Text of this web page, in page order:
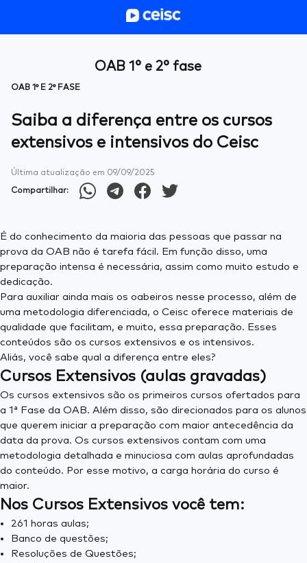
OAB 1° e 2° fase
OAB 1° E 2° FASE
Saiba a diferença entre os cursos
extensivos e intensivos do Ceisc
Última atualização em 09/09/2025
Compartilhar:
É do conhecimento da maioria das pessoas que passar na
prova da OAB não é tarefa fácil. Em função disso, uma
preparação intensa é necessária, assim como muito estudo e
dedicação.
Para auxiliar ainda mais os oabeiros nesse processo, além de
uma metodologia diferenciada, o Ceisc oferece materiais de
qualidade que facilitam, e muito, essa preparação. Esses
conteúdos são os cursos extensivos e os intensivos.
Aliás, você sabe qual a diferença entre eles?
Cursos Extensivos (aulas gravadas)
Os cursos extensivos são os primeiros cursos ofertados para
a 1ª Fase da OAB. Além disso, são direcionados para os alunos
que querem iniciar a preparação com maior antecedência da
data da prova. Os cursos extensivos contam com uma
metodologia detalhada e minuciosa com aulas aprofundadas
do conteúdo. Por esse motivo, a carga horária do curso é
maior.
Nos Cursos Extensivos você tem:
261 horas aulas;
Banco de questões;
Resoluções de Questões;